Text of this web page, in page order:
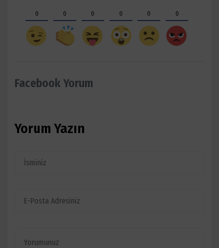
0 0 0 0 0 0
Facebook Yorum
Yorum Yazın